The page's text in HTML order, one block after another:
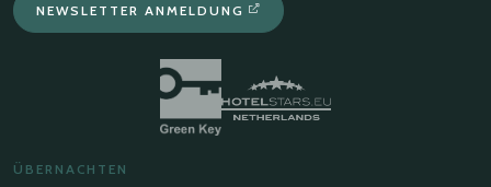
NEWSLETTER ANMELDUNG
ÜBERNACHTEN